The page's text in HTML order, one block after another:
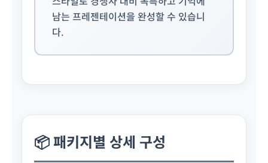
남는 프레젠테이션을 완성할 수 있습니
다.
📦 패키지별 상세 구성